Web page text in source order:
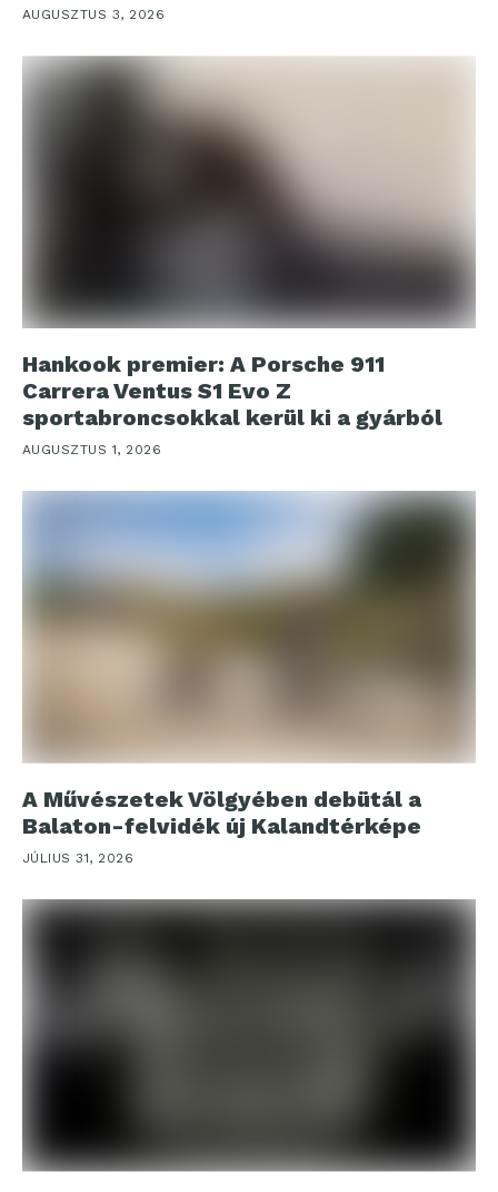
AUGUSZTUS 3, 2026
Hankook premier: A Porsche 911
Carrera Ventus S1 Evo Z
sportabroncsokkal kerül ki a gyárból
AUGUSZTUS 1, 2026
A Művészetek Völgyében debütál a
Balaton-felvidék új Kalandtérképe
JÚLIUS 31, 2026